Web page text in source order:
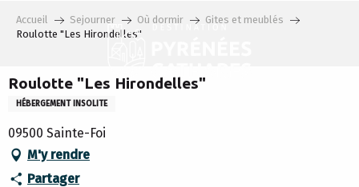
Accueil Sejourner Où dormir
Gites et meublés
Roulotte "Les Hirondelles"
Roulotte "Les Hirondelles"
HÉBERGEMENT INSOLITE
09500 Sainte-Foi
M'y rendre
Partager